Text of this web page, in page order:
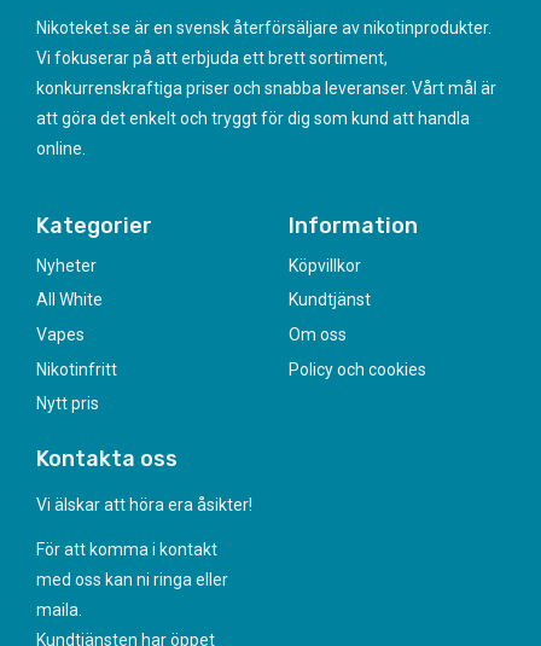
Nikoteket.se är en svensk återförsäljare av nikotinprodukter.
Vi fokuserar på att erbjuda ett brett sortiment,
konkurrenskraftiga priser och snabba leveranser. Vårt mål är
att göra det enkelt och tryggt för dig som kund att handla
online.
Kategorier
Nyheter
All White
Vapes
Nikotinfritt
Nytt pris
Information
Köpvillkor
Kundtjänst
Om oss
Policy och cookies
Kontakta oss
Vi älskar att höra era åsikter!
För att komma i kontakt
med oss kan ni ringa eller
maila.
Kundtjänsten har öppet